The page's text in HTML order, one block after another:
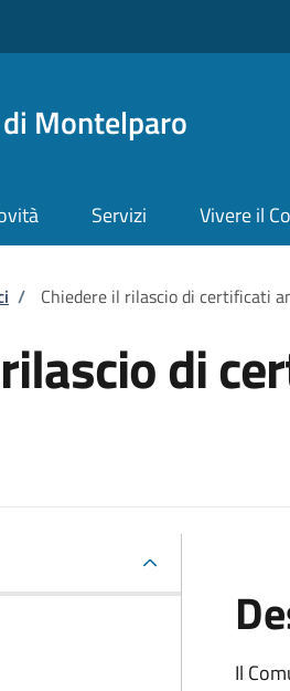
Montelparo
Servizi Vivere il
/ Chiedere il rilascio di certificati
di
Il